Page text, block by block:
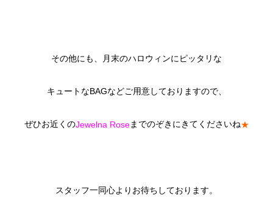
その他にも、月末のハロウィンにピッタリな
キュートなBAGなどご用意しておりますので、
ぜひお近くのJewelna Roseまでのぞきにきてくださいね★
スタッフ一同心よりお待ちしております。